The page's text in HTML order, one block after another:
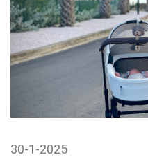
30-1-2025